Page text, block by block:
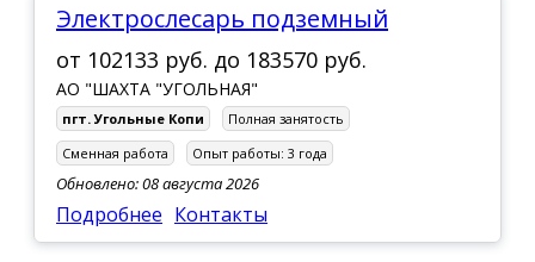
Электрослесарь подземный
от 102133 руб. до 183570 руб.
АО "ШАХТА "УГОЛЬНАЯ"
пгт. Угольные Копи
Полная занятость
Сменная работа
Опыт работы: 3 года
Обновлено: 08 августа 2026
Подробнее Контакты